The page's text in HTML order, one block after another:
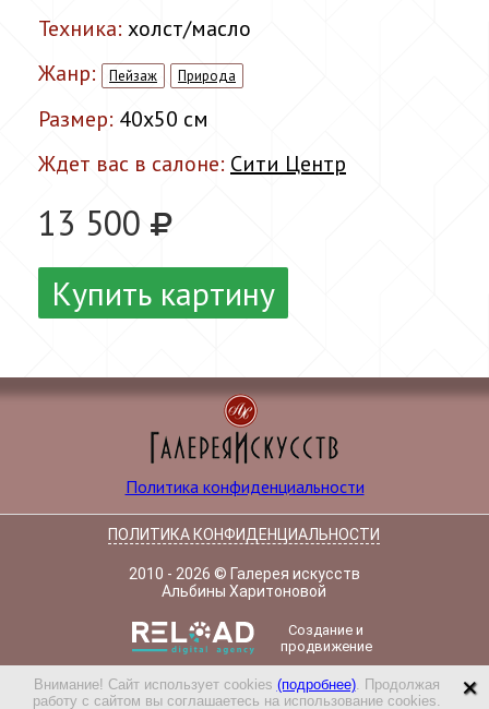
Техника: холст/масло
Жанр:
Пейзаж Природа
Размер: 40x50 см
Ждет вас в салоне: Сити Центр
13 500
Купить картину
Политика конфиденциальности
Внимание! Сайт использует cookies (подробнее). Продолжая
работу с сайтом вы соглашаетесь на использование cookies.
×
ПОЛИТИКА КОНФИДЕНЦИАЛЬНОСТИ
2010 - 2026 © Галерея искусств
Альбины Харитоновой
Создание и
продвижение